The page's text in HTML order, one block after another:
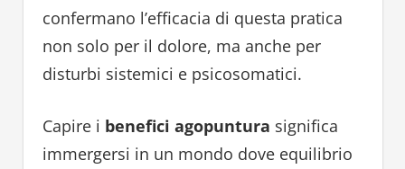
confermano l’efficacia di questa pratica
non solo per il dolore, ma anche per
disturbi sistemici e psicosomatici.
Capire i benefici agopuntura significa
immergersi in un mondo dove equilibrio